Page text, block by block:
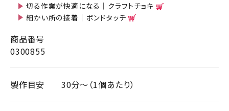
切る作業が快適になる｜クラフトチョキ
細かい所の接着｜ボンドタッチ
商品番号
0300855
製作目安 30分～（1個あたり）